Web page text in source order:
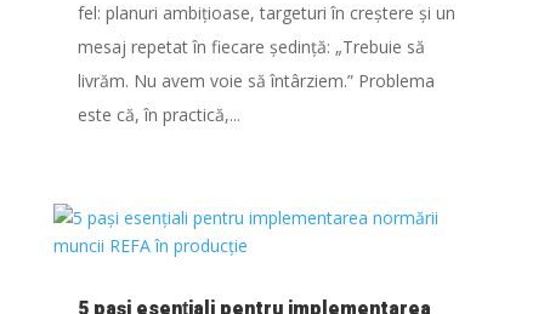
fel: planuri ambițioase, targeturi în creștere și un
mesaj repetat în fiecare ședință: „Trebuie să
livrăm. Nu avem voie să întârziem.” Problema
este că, în practică,...